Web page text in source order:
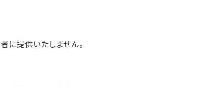
に提供いたしません。